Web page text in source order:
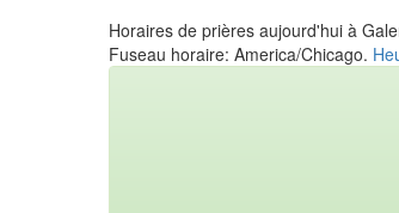
Horaires de prières aujourd'hui à
Fuseau horaire: America/Chicago.